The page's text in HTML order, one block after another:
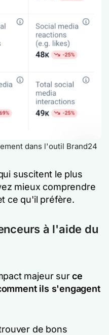
dans l'outil Brand24
suscitent le plus
mieux comprendre
ce qu'il préfère.
à l'aide du
majeur surce
ils s'engagent
de bons